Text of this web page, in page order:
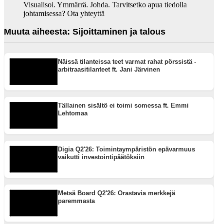
Visualisoi. Ymmärrä. Johda. Tarvitsetko apua tiedolla
johtamisessa? Ota yhteyttä
Muuta aiheesta: Sijoittaminen ja talous
Näissä tilanteissa teet varmat rahat pörssistä -
arbitraasitilanteet ft. Jani Järvinen
Tällainen sisältö ei toimi somessa ft. Emmi
Lehtomaa
Digia Q2'26: Toimintaympäristön epävarmuus
vaikutti investointipäätöksiin
Metsä Board Q2'26: Orastavia merkkejä
paremmasta